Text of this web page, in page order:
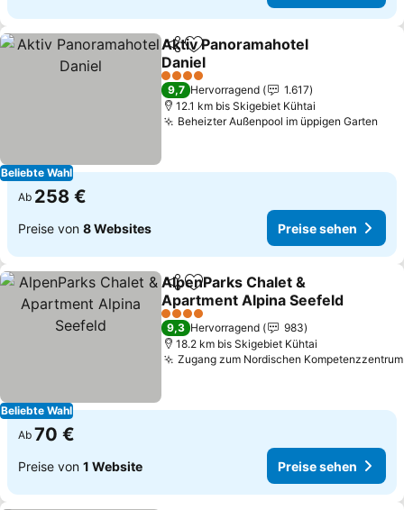
Beliebte Wahl
TeilenZu Favoriten hinzufügen
Aktiv Panoramahotel
Daniel
4 Sterne
9,7 Hervorragend
1.617
12.1 km bis Skigebiet Kühtai
Beheizter Außenpool im üppigen Garten
Ab 258 €
Preise von 8 Websites Preise sehen
Beliebte Wahl
TeilenZu Favoriten hinzufügen
AlpenParks Chalet &
Apartment Alpina Seefeld
4 Sterne
9,3 Hervorragend
983
18.2 km bis Skigebiet Kühtai
Zugang zum Nordischen Kompetenzzentrum
Ab 70 €
Preise von 1 Website Preise sehen